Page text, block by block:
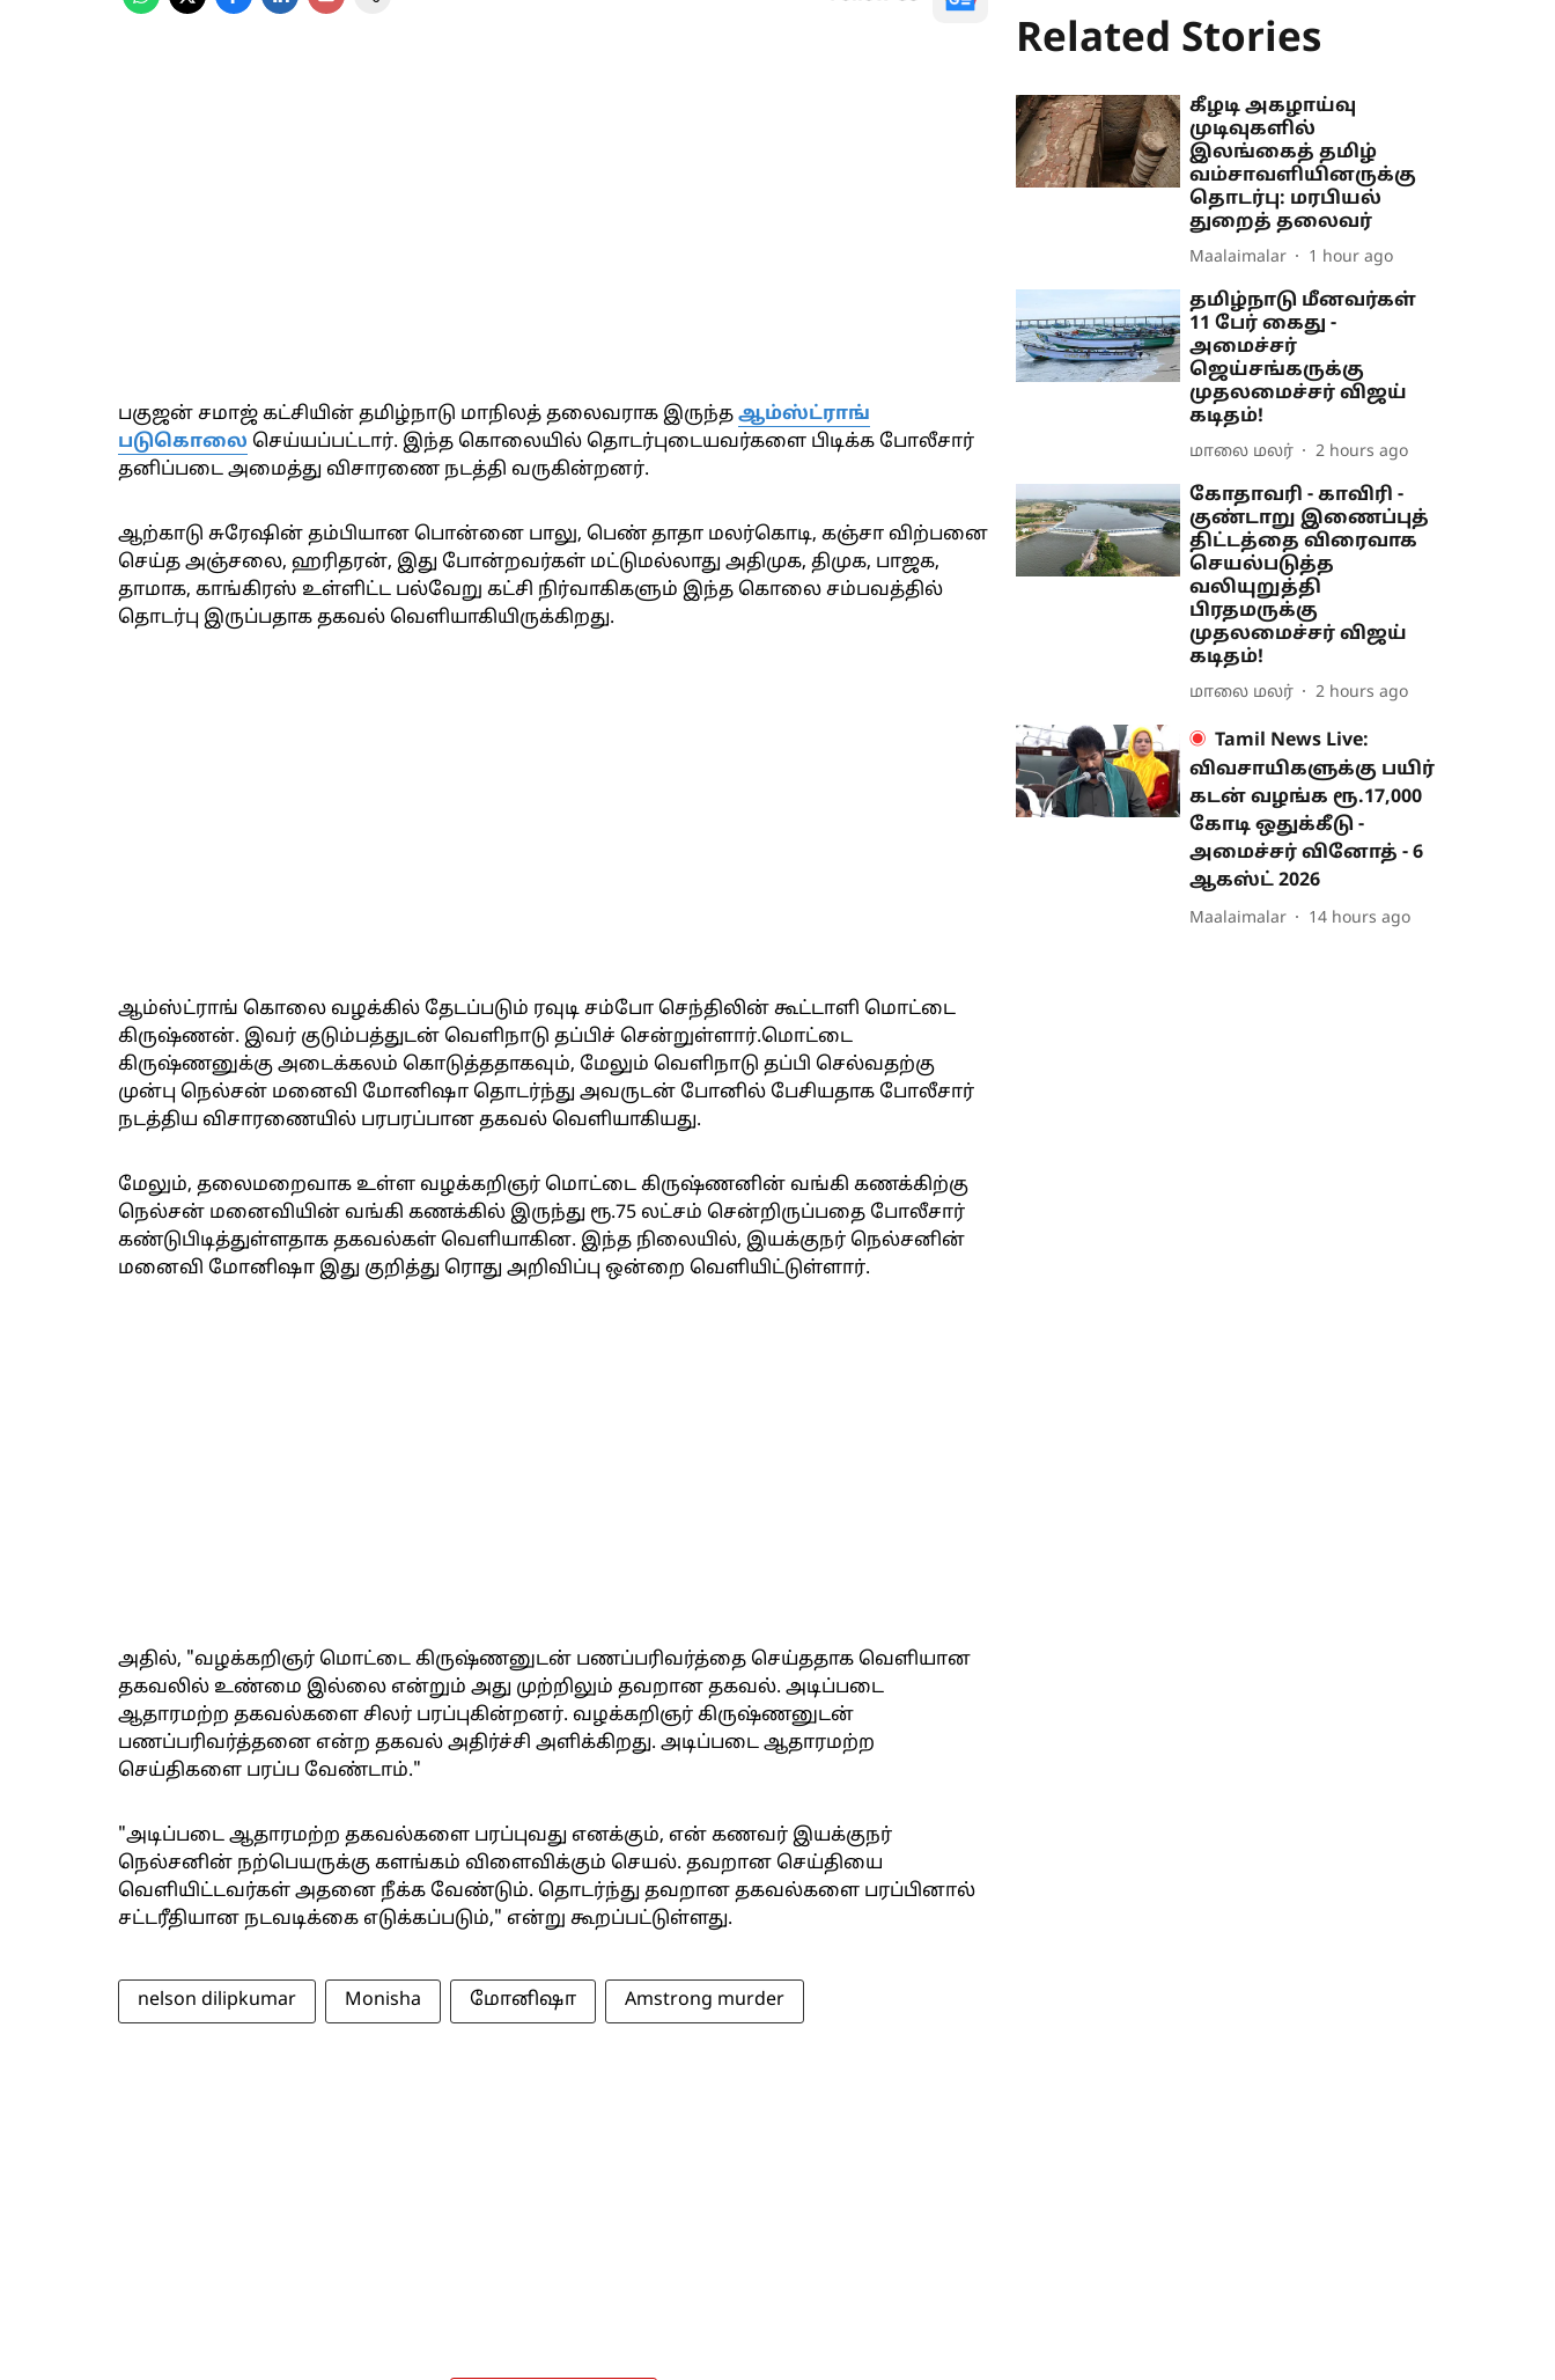
பகுஜன் சமாஜ் கட்சியின் தமிழ்நாடு மாநிலத் தலைவராக இருந்த ஆம்ஸ்ட்ராங்
படுகொலை செய்யப்பட்டார். இந்த கொலையில் தொடர்புடையவர்களை பிடிக்க போலீசார்
தனிப்படை அமைத்து விசாரணை நடத்தி வருகின்றனர்.
ஆற்காடு சுரேஷின் தம்பியான பொன்னை பாலு, பெண் தாதா மலர்கொடி, கஞ்சா விற்பனை
செய்த அஞ்சலை, ஹரிதரன், இது போன்றவர்கள் மட்டுமல்லாது அதிமுக, திமுக, பாஜக,
தாமாக, காங்கிரஸ் உள்ளிட்ட பல்வேறு கட்சி நிர்வாகிகளும் இந்த கொலை சம்பவத்தில்
தொடர்பு இருப்பதாக தகவல் வெளியாகியிருக்கிறது.
ஆம்ஸ்ட்ராங் கொலை வழக்கில் தேடப்படும் ரவுடி சம்போ செந்திலின் கூட்டாளி மொட்டை
கிருஷ்ணன். இவர் குடும்பத்துடன் வெளிநாடு தப்பிச் சென்றுள்ளார்.மொட்டை
கிருஷ்ணனுக்கு அடைக்கலம் கொடுத்ததாகவும், மேலும் வெளிநாடு தப்பி செல்வதற்கு
முன்பு நெல்சன் மனைவி மோனிஷா தொடர்ந்து அவருடன் போனில் பேசியதாக போலீசார்
நடத்திய விசாரணையில் பரபரப்பான தகவல் வெளியாகியது.
மேலும், தலைமறைவாக உள்ள வழக்கறிஞர் மொட்டை கிருஷ்ணனின் வங்கி கணக்கிற்கு
நெல்சன் மனைவியின் வங்கி கணக்கில் இருந்து ரூ.75 லட்சம் சென்றிருப்பதை போலீசார்
கண்டுபிடித்துள்ளதாக தகவல்கள் வெளியாகின. இந்த நிலையில், இயக்குநர் நெல்சனின்
மனைவி மோனிஷா இது குறித்து ரொது அறிவிப்பு ஒன்றை வெளியிட்டுள்ளார்.
அதில், "வழக்கறிஞர் மொட்டை கிருஷ்ணனுடன் பணப்பரிவர்த்தை செய்ததாக வெளியான
தகவலில் உண்மை இல்லை என்றும் அது முற்றிலும் தவறான தகவல். அடிப்படை
ஆதாரமற்ற தகவல்களை சிலர் பரப்புகின்றனர். வழக்கறிஞர் கிருஷ்ணனுடன்
பணப்பரிவர்த்தனை என்ற தகவல் அதிர்ச்சி அளிக்கிறது. அடிப்படை ஆதாரமற்ற
செய்திகளை பரப்ப வேண்டாம்."
"அடிப்படை ஆதாரமற்ற தகவல்களை பரப்புவது எனக்கும், என் கணவர் இயக்குநர்
நெல்சனின் நற்பெயருக்கு களங்கம் விளைவிக்கும் செயல். தவறான செய்தியை
வெளியிட்டவர்கள் அதனை நீக்க வேண்டும். தொடர்ந்து தவறான தகவல்களை பரப்பினால்
சட்டரீதியான நடவடிக்கை எடுக்கப்படும்," என்று கூறப்பட்டுள்ளது.
nelson dilipkumar Monisha மோனிஷா Amstrong murder
Related Stories
கீழடி அகழாய்வு
முடிவுகளில்
இலங்கைத் தமிழ்
வம்சாவளியினருக்கு
தொடர்பு: மரபியல்
துறைத் தலைவர்
Maalaimalar 1 hour ago
தமிழ்நாடு மீனவர்கள்
11 பேர் கைது -
அமைச்சர்
ஜெய்சங்கருக்கு
முதலமைச்சர் விஜய்
கடிதம்!
மாலை மலர் 2 hours ago
கோதாவரி - காவிரி -
குண்டாறு இணைப்புத்
திட்டத்தை விரைவாக
செயல்படுத்த
வலியுறுத்தி
பிரதமருக்கு
முதலமைச்சர் விஜய்
கடிதம்!
மாலை மலர் 2 hours ago
Tamil News Live:
விவசாயிகளுக்கு பயிர்
கடன் வழங்க ரூ.17,000
கோடி ஒதுக்கீடு -
அமைச்சர் வினோத் - 6
ஆகஸ்ட் 2026
Maalaimalar 14 hours ago